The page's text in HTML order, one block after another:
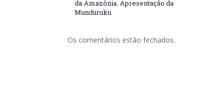
da Amazônia. Apresentação da
Munduruku.
Os comentários estão fechados.